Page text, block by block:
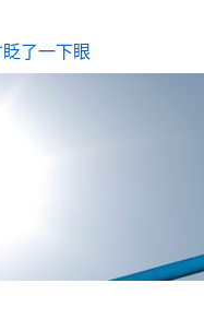
了一下眼